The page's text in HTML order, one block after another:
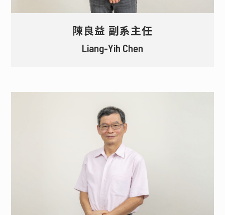
陳良益 副系主任
Liang-Yih Chen